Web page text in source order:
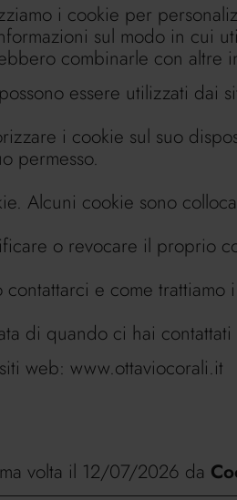
i cookie per
sul modo in cui
combinarle con
essere utilizzati
i cookie sul suo
permesso.
Alcuni cookie sono
o revocare il proprio
e come
di quando ci hai
web: www.ottaviocorali.it
volta il 12/07/2026 da